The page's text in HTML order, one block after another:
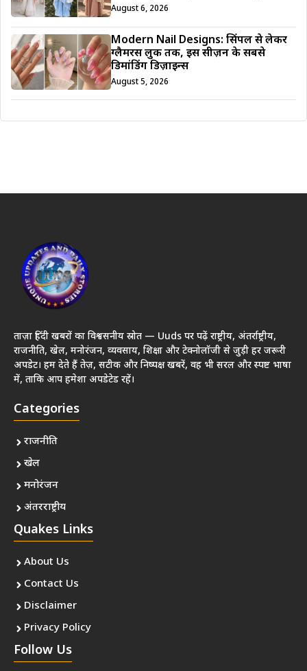
August 6, 2026
Modern Nail Designs: सिंपल से लेकर
ग्लैमरस लुक तक, इस सीज़न के सबसे
डिमांडिंग डिज़ाइन्स
August 5, 2026
ताज़ा हिंदी खबरों का विश्वसनीय स्रोत — Uuds पर पढ़ें राष्ट्रीय, अंतर्राष्ट्रीय,
राजनीति, खेल, मनोरंजन, व्यवसाय, शिक्षा और टेक्नोलॉजी से जुड़ी हर जरूरी
अपडेट। हम देते हैं तेज़, सटीक और निष्पक्ष खबरें, वह भी सरल और स्पष्ट भाषा
में, ताकि आप हमेशा अपडेटेड रहें।
Categories
राजनीति
खेल
मनोरंजन
अंतरराष्ट्रीय
Quakes Links
About Us
Contact Us
Disclaimer
Privacy Policy
Follow Us